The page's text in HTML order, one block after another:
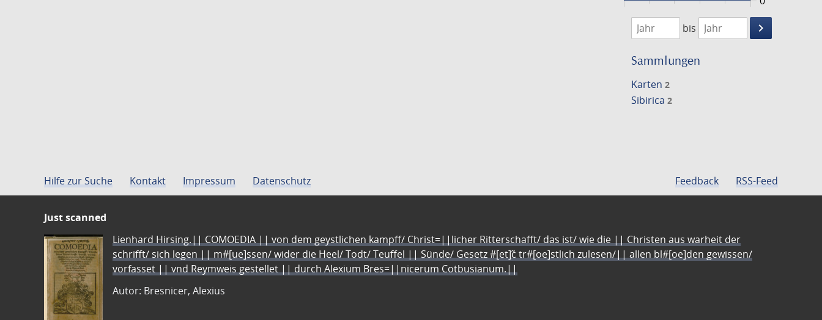
1748
1749
bis
keyboard_arrow_right
Suche
Sammlungen
Karten 2
Sibirica 2
Hilfe zur Suche Kontakt Impressum Datenschutz Feedback RSS-Feed
Just scanned
Lienhard Hirsing.|| COMOEDIA || von dem geystlichen kampff/ Christ=||licher Ritterschafft/ das ist/ wie die || Christen aus warheit der
schrifft/ sich legen || m#[ue]ssen/ wider die Heel/ Todt/ Teuffel || Sünde/ Gesetz #[et]c̃ tr#[oe]stlich zulesen/|| allen bl#[oe]den gewissen/
vorfasset || vnd Reymweis gestellet || durch Alexium Bres=||nicerum Cotbusianum.||
Autor: Bresnicer, Alexius